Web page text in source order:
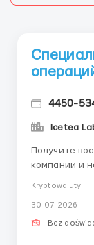
4450-
Icetea
Получите
компании и
удалённо Опыт: Обучение с первого рабочего дня
Цифровые
Kryptowaluty
30-07-2026
Bez